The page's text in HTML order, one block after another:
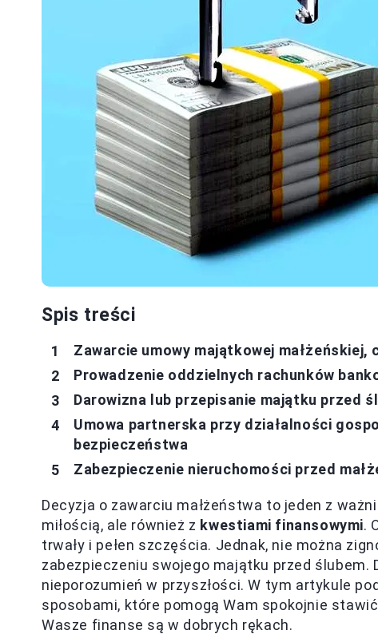
Spis treści
Zawarcie umowy majątkowej małżeńskiej,
Prowadzenie oddzielnych rachunków
Darowizna lub przepisanie majątku przed
Umowa partnerska przy działalności
bezpieczeństwa
Zabezpieczenie nieruchomości przed
Decyzja o zawarciu małżeństwa to jeden z
miłością, ale również z kwestiami finansowymi.
trwały i pełen szczęścia. Jednak, nie można
zabezpieczeniu swojego majątku przed
nieporozumień w przyszłości. W tym artykule
sposobami, które pomogą Wam spokojnie
Wasze finanse są w dobrych rękach.